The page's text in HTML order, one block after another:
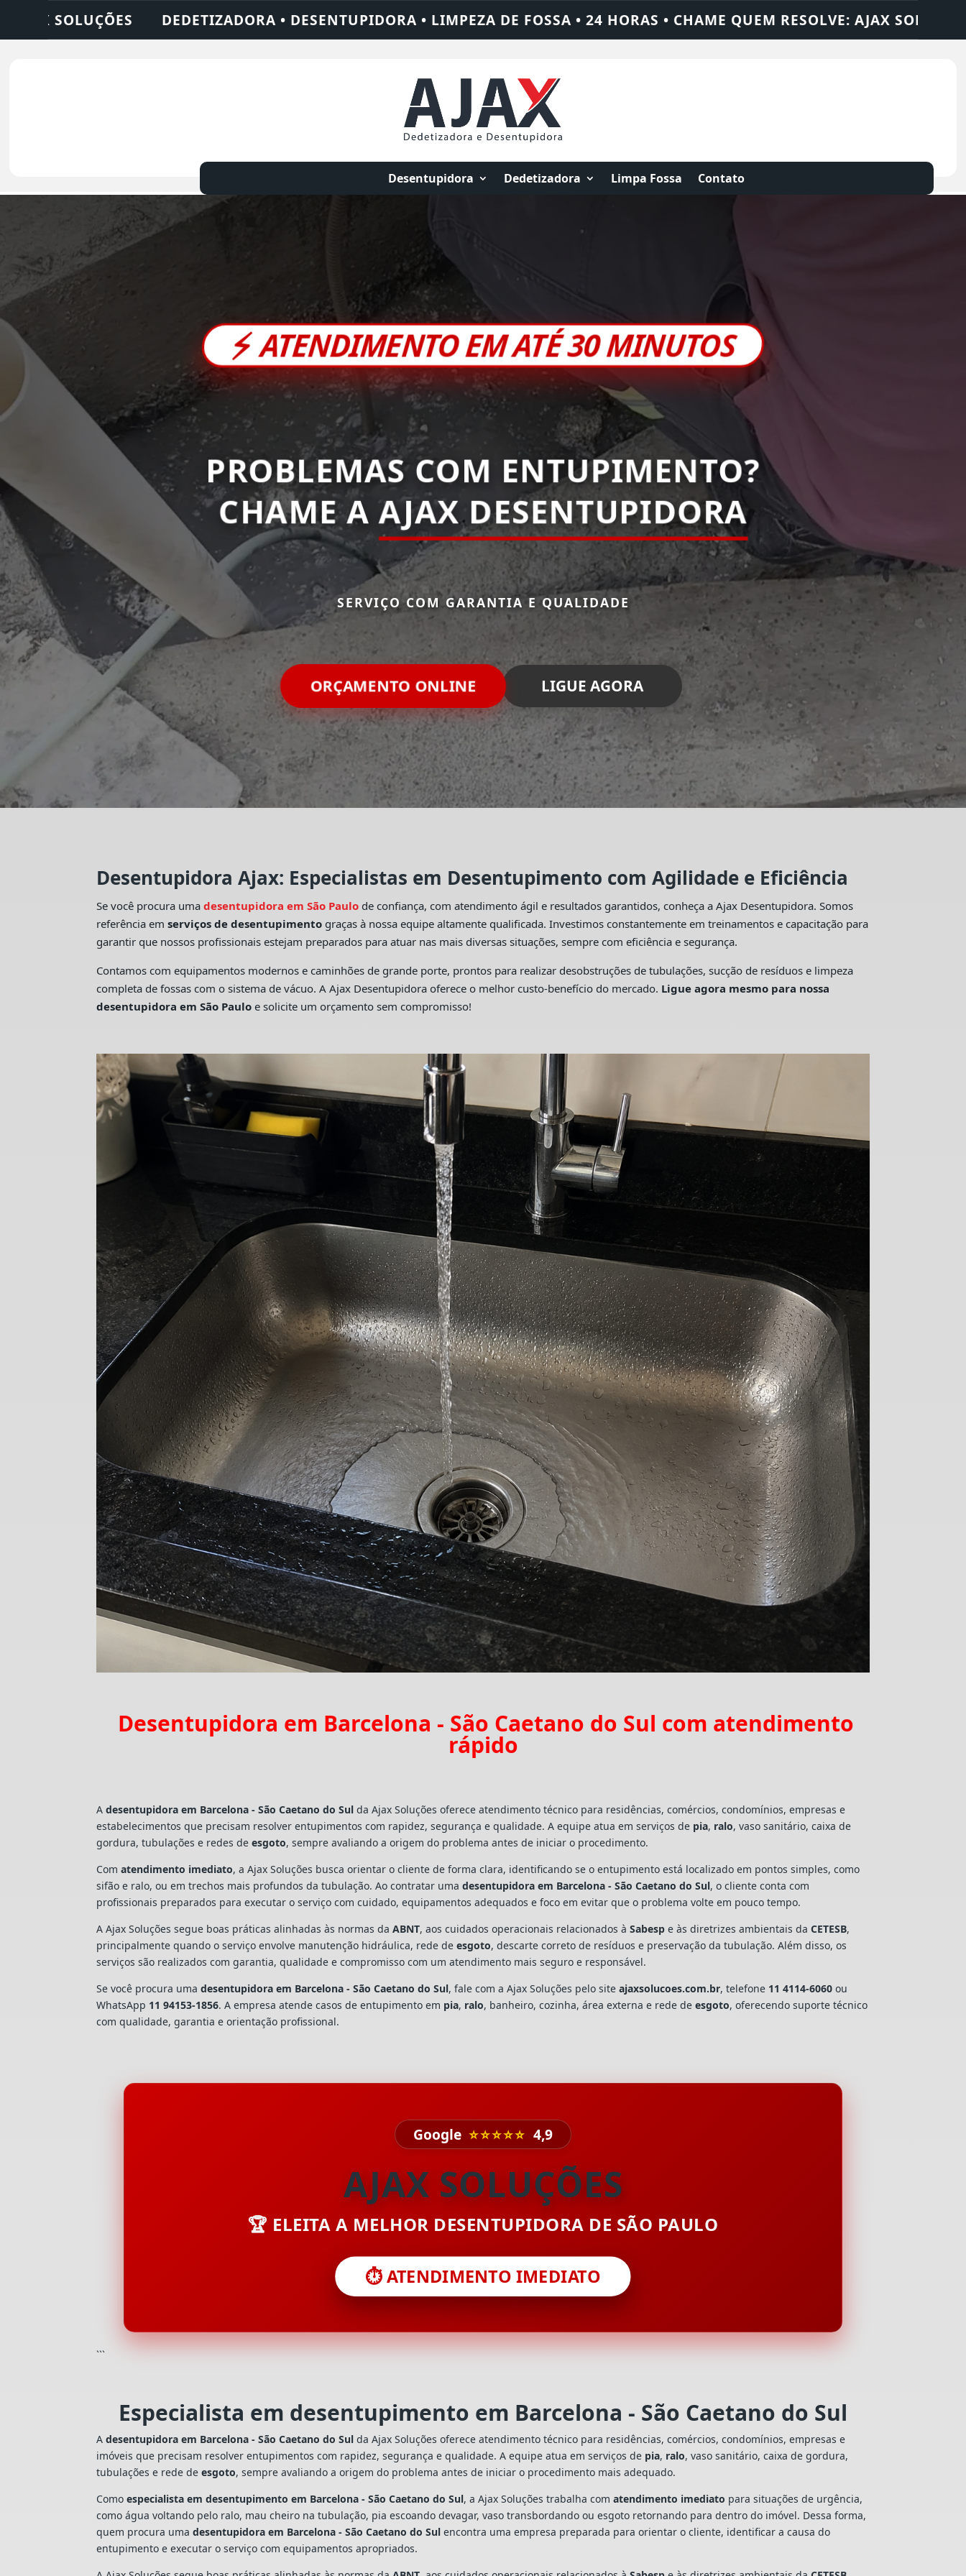
• LIMPEZA DE FOSSA • 24 HORAS • CHAME QUEM RESOLVE: AJAX SOLUÇÕES DEDETIZADORA •
Desentupidora Dedetizadora Limpa Fossa Contato
⚡ATENDIMENTO EM ATÉ 30 MINUTOS
PROBLEMAS COM ENTUPIMENTO?
CHAME A AJAX DESENTUPIDORA
SERVIÇO COM GARANTIA E QUALIDADE
ORÇAMENTO ONLINE LIGUE AGORA
Desentupidora Ajax: Especialistas em Desentupimento com Agilidade e Eficiência
Se você procura umadesentupidora em São Paulo de confiança, com atendimento ágil e resultados garantidos, conheça a Ajax Desentupidora. Somos
referência emserviços de desentupimento graças à nossa equipe altamente qualificada. Investimos constantemente em treinamentos e capacitação para
garantir que nossos profissionais estejam preparados para atuar nas mais diversas situações, sempre com eficiência e segurança.
Contamos com equipamentos modernos e caminhões de grande porte, prontos para realizar desobstruções de tubulações, sucção de resíduos e limpeza
completa de fossas com o sistema de vácuo. A Ajax Desentupidora oferece o melhor custo-benefício do mercado. Ligue agora mesmo para nossa
desentupidora em São Paulo e solicite um orçamento sem compromisso!
Desentupidora em Barcelona - São Caetano do Sul com atendimento
rápido
Adesentupidora em Barcelona - São Caetano do Sul da Ajax Soluções oferece atendimento técnico para residências, comércios, condomínios, empresas e
estabelecimentos que precisam resolver entupimentos com rapidez, segurança e qualidade. A equipe atua em serviços de pia, ralo, vaso sanitário, caixa de
gordura, tubulações e redes deesgoto, sempre avaliando a origem do problema antes de iniciar o procedimento.
Comatendimento imediato, a Ajax Soluções busca orientar o cliente de forma clara, identificando se o entupimento está localizado em pontos simples, como
sifão e ralo, ou em trechos mais profundos da tubulação. Ao contratar umadesentupidora em Barcelona - São Caetano do Sul, o cliente conta com
profissionais preparados para executar o serviço com cuidado, equipamentos adequados e foco em evitar que o problema volte em pouco tempo.
A Ajax Soluções segue boas práticas alinhadas às normas daABNT, aos cuidados operacionais relacionados àSabesp e às diretrizes ambientais daCETESB,
principalmente quando o serviço envolve manutenção hidráulica, rede deesgoto, descarte correto de resíduos e preservação da tubulação. Além disso, os
serviços são realizados com garantia, qualidade e compromisso com um atendimento mais seguro e responsável.
Se você procura umadesentupidora em Barcelona - São Caetano do Sul, fale com a Ajax Soluções pelo siteajaxsolucoes.com.br, telefone 11 4114-6060 ou
WhatsApp 11 94153-1856. A empresa atende casos de entupimento em pia, ralo, banheiro, cozinha, área externa e rede deesgoto, oferecendo suporte técnico
com qualidade, garantia e orientação profissional.
Google ⭐⭐⭐⭐⭐ 4,9
AJAX SOLUÇÕES
🏆 ELEITA A MELHOR DESENTUPIDORA DE SÃO PAULO
⏱️ ATENDIMENTO IMEDIATO
```
Especialista em desentupimento em Barcelona - São Caetano do Sul
Adesentupidora em Barcelona - São Caetano do Sul da Ajax Soluções oferece atendimento técnico para residências, comércios, condomínios, empresas e
imóveis que precisam resolver entupimentos com rapidez, segurança e qualidade. A equipe atua em serviços de pia, ralo, vaso sanitário, caixa de gordura,
tubulações e rede deesgoto, sempre avaliando a origem do problema antes de iniciar o procedimento mais adequado.
Comoespecialista em desentupimento em Barcelona - São Caetano do Sul, a Ajax Soluções trabalha comatendimento imediato para situações de urgência,
como água voltando pelo ralo, mau cheiro na tubulação, pia escoando devagar, vaso transbordando ou esgoto retornando para dentro do imóvel. Dessa forma,
quem procura umadesentupidora em Barcelona - São Caetano do Sul encontra uma empresa preparada para orientar o cliente, identificar a causa do
entupimento e executar o serviço com equipamentos apropriados.